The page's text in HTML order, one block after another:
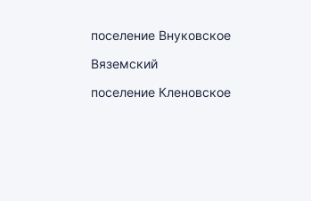
поселение Внуковское
Вяземский
поселение Кленовское